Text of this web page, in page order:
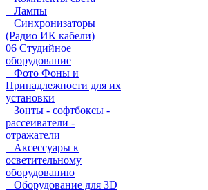
Лампы
Синхронизаторы
(Радио ИК кабели)
06 Студийное
оборудование
Фото Фоны и
Принадлежности для их
установки
Зонты - софтбоксы -
рассеиватели -
отражатели
Аксессуары к
осветительному
оборудованию
Оборудование для 3D